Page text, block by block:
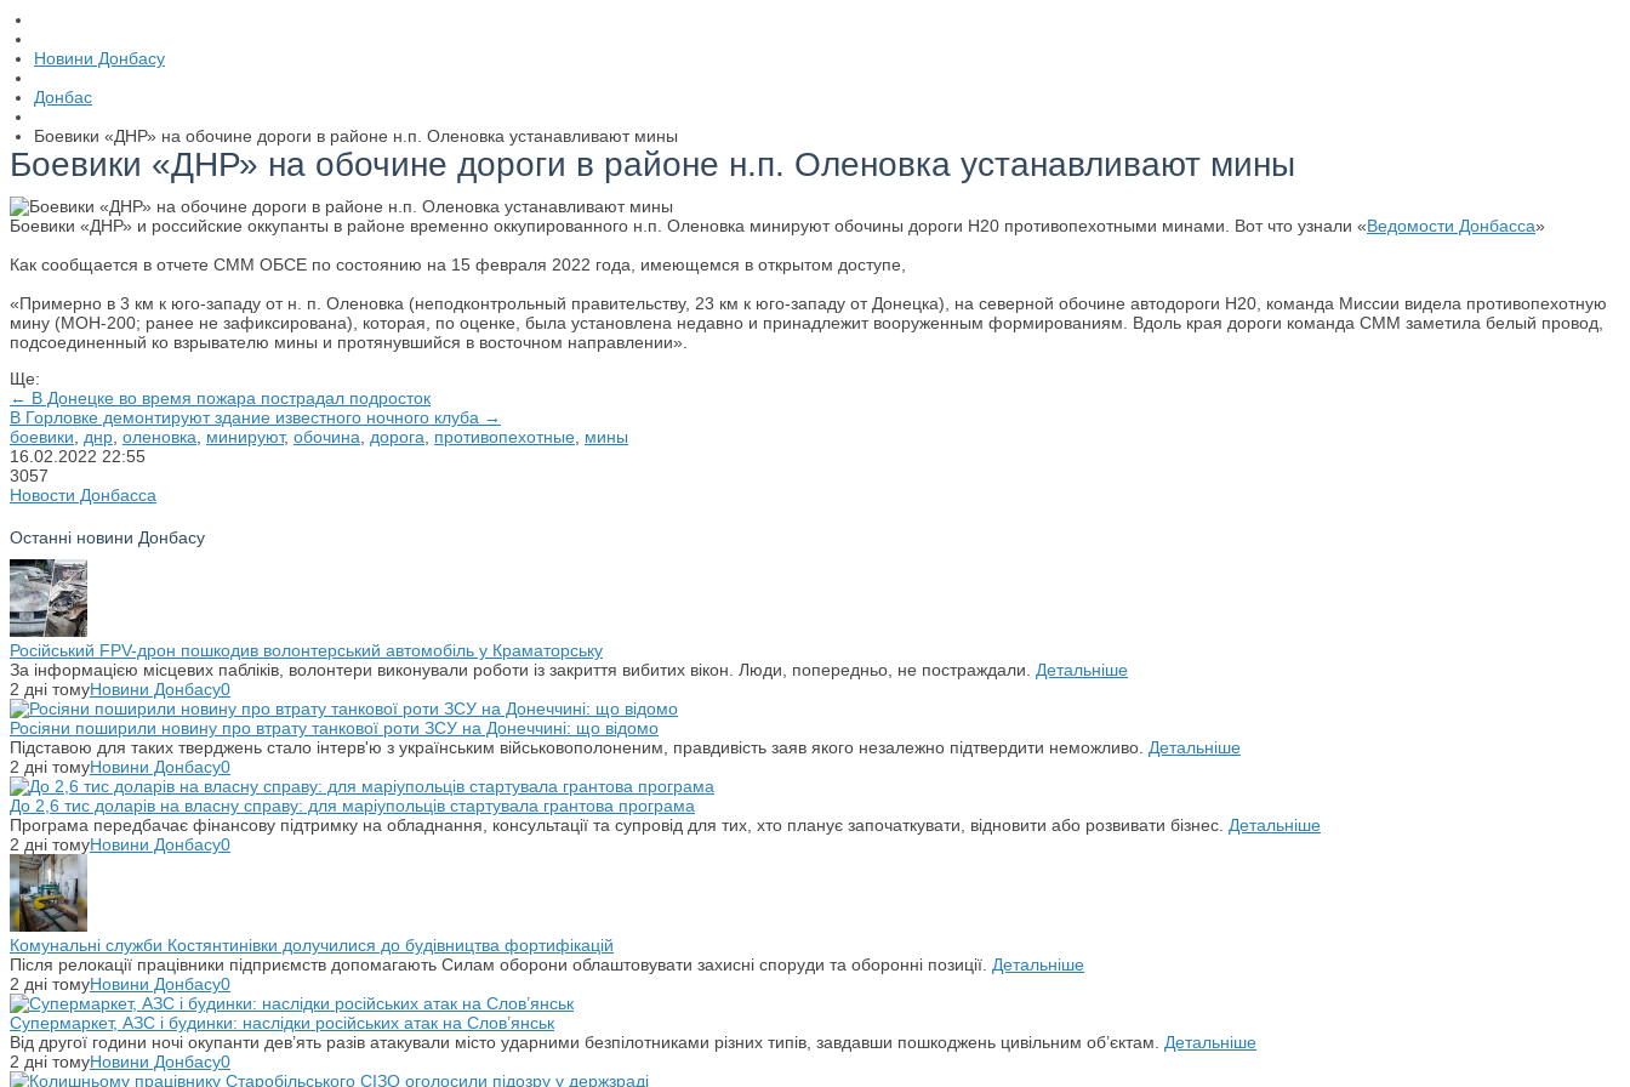
Новини Донбасу
Донбас
Боевики «ДНР» на обочине дороги в районе н.п. Оленовка устанавливают мины
Боевики «ДНР» на обочине дороги в районе н.п. Оленовка устанавливают мины
Боевики «ДНР» и российские оккупанты в районе временно оккупированного н.п. Оленовка минируют обочины дороги Н20 противопехотными минами. Вот что узнали «Ведомости Донбасса»
Как сообщается в отчете СММ ОБСЕ по состоянию на 15 февраля 2022 года, имеющемся в открытом доступе,
«Примерно в 3 км к юго-западу от н. п. Оленовка (неподконтрольный правительству, 23 км к юго-западу от Донецка), на северной обочине автодороги H20, команда Миссии видела противопехотную
мину (МОН-200; ранее не зафиксирована), которая, по оценке, была установлена недавно и принадлежит вооруженным формированиям. Вдоль края дороги команда СММ заметила белый провод,
подсоединенный ко взрывателю мины и протянувшийся в восточном направлении».
Ще:
← В Донецке во время пожара пострадал подросток
В Горловке демонтируют здание известного ночного клуба →
боевики
днр оленовка минируют, обочина дорога противопехотные мины
16.02.2022 22:55
3057
Новости Донбасса
Останні новини Донбасу
Російський FPV-дрон пошкодив волонтерський автомобіль у Краматорську
За інформацією місцевих пабліків, волонтери виконували роботи із закриття вибитих вікон. Люди, попередньо, не постраждали. Детальніше
2 дні томуНовини Донбасу0
Росіяни поширили новину про втрату танкової роти ЗСУ на Донеччині: що відомо
Підставою для таких тверджень стало інтерв'ю з українським військовополоненим, правдивість заяв якого незалежно підтвердити неможливо. Детальніше
2 дні томуНовини Донбасу0
До 2,6 тис доларів на власну справу: для маріупольців стартувала грантова програма
Програма передбачає фінансову підтримку на обладнання, консультації та супровід для тих, хто планує започаткувати, відновити або розвивати бізнес. Детальніше
2 дні томуНовини Донбасу0
Комунальні служби Костянтинівки долучилися до будівництва фортифікацій
Після релокації працівники підприємств допомагають Силам оборони облаштовувати захисні споруди та оборонні позиції. Детальніше
2 дні томуНовини Донбасу0
Супермаркет, АЗС і будинки: наслідки російських атак на Слов’янськ
Від другої години ночі окупанти дев’ять разів атакували місто ударними безпілотниками різних типів, завдавши пошкоджень цивільним об’єктам. Детальніше
2 дні томуНовини Донбасу0